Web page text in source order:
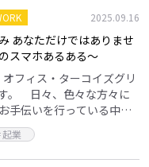
2025.09.16
あなただけではありませ
スマホあるある～
フィス・ターコイズグリ
。 日々、色々な方々に
手伝いを行っている中、
くりするようなお悩みが
す。 今日は、こんなこと
起業